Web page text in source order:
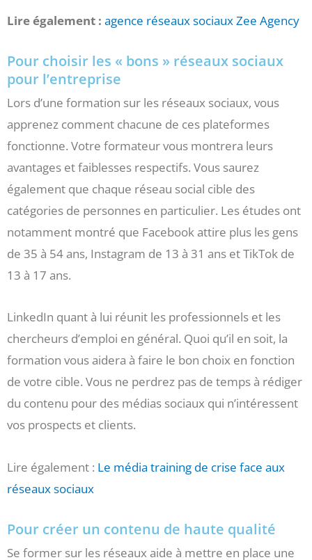
Lire également : agence réseaux sociaux Zee Agency
Pour choisir les « bons » réseaux sociaux
pour l’entreprise
Lors d’une formation sur les réseaux sociaux, vous
apprenez comment chacune de ces plateformes
fonctionne. Votre formateur vous montrera leurs
avantages et faiblesses respectifs. Vous saurez
également que chaque réseau social cible des
catégories de personnes en particulier. Les études ont
notamment montré que Facebook attire plus les gens
de 35 à 54 ans, Instagram de 13 à 31 ans et TikTok de
13 à 17 ans.
LinkedIn quant à lui réunit les professionnels et les
chercheurs d’emploi en général. Quoi qu’il en soit, la
formation vous aidera à faire le bon choix en fonction
de votre cible. Vous ne perdrez pas de temps à rédiger
du contenu pour des médias sociaux qui n’intéressent
vos prospects et clients.
Lire également : Le média training de crise face aux
réseaux sociaux
Pour créer un contenu de haute qualité
Se former sur les réseaux aide à mettre en place une